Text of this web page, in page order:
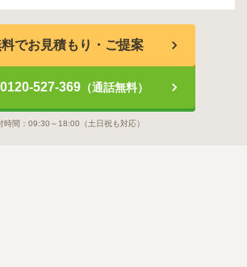
でお見積もり・ご提案
0120-527-369（通話無料）
時間： 09:30～18:00 （土日祝も対応）